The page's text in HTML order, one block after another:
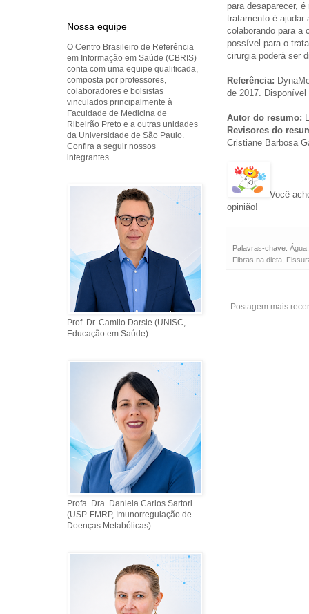
para desaparecer,
tratamento é ajudar
colaborando para a
possível para o
cirurgia poderá ser
Referência:
de 2017.
Autor do resumo:
Revisores do
Cristiane Barbosa
Você
opinião!
Palavras-chave:Água
Fibras na dieta
Postagem mais
Nossa equipe
O Centro Brasileiro de Referência
em Informação em Saúde (CBRIS)
conta com uma equipe qualificada,
composta por professores,
colaboradores e bolsistas
vinculados principalmente à
Faculdade de Medicina de
Ribeirão Preto e a outras unidades
da Universidade de São Paulo.
Confira a seguir nossos
integrantes.
Prof. Dr. Camilo Darsie (UNISC,
Educação em Saúde)
Profa. Dra. Daniela Carlos Sartori
(USP-FMRP, Imunorregulação de
Doenças Metabólicas)